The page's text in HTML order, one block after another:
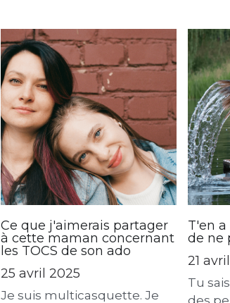
en...
à cette maman concernant
T'en
de ne